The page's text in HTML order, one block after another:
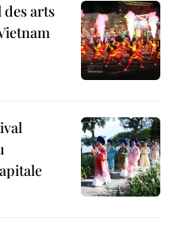
arts